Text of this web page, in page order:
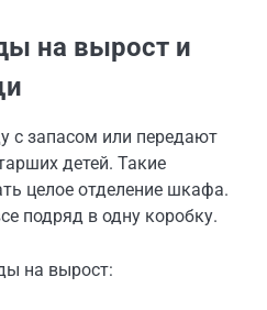
на вырост и
с запасом или передают
детей. Такие
целое отделение шкафа.
подряд в одну коробку.
на вырост: